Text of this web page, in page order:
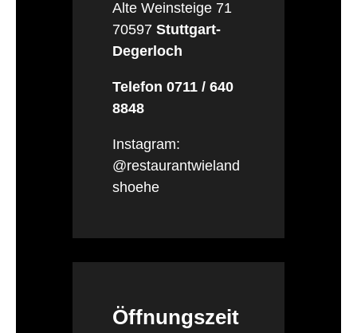
Alte Weinsteige 71
70597 Stuttgart-
Degerloch
Telefon 0711 / 640
8848
Instagram:
@restaurantwieland
shoehe
Öffnungszeit